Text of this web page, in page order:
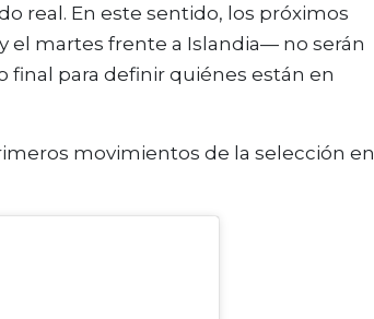
real. En este sentido, los próximos
el martes frente a Islandia— no serán
para definir quiénes están en
movimientos de la selección en